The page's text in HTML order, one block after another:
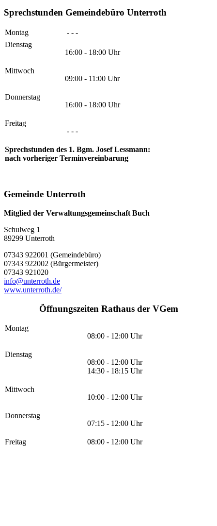
Sprechstunden Gemeindebüro Unterroth
Montag
- - -
Dienstag
16:00 - 18:00 Uhr
Mittwoch
09:00 - 11:00 Uhr
Donnerstag
16:00 - 18:00 Uhr
Freitag
- - -
Sprechstunden des 1. Bgm. Josef Lessmann:
nach vorheriger Terminvereinbarung
Gemeinde Unterroth
Mitglied der Verwaltungsgemeinschaft Buch
Schulweg 1
89299 Unterroth
07343 922001 (Gemeindebüro)
07343 922002 (Bürgermeister)
07343 921020
info@unterroth.de
www.unterroth.de/
Öffnungszeiten Rathaus der VGem
Montag
08:00 - 12:00 Uhr
Dienstag
08:00 - 12:00 Uhr
14:30 - 18:15 Uhr
Mittwoch
10:00 - 12:00 Uhr
Donnerstag
07:15 - 12:00 Uhr
Freitag 08:00 - 12:00 Uhr